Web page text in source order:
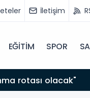
İletişim
EĞİTİM SPOR
rotası olacak"